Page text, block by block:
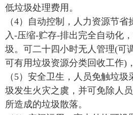
低垃圾处理费用。
（4）自动控制，人力资源节
入-压缩-贮存-排出完全自动化
圾。可二十四小时无人管理(可
可有用垃圾资源分类回收工作)
（5）安全卫生，人员免触垃
圾发生火灾之虞，并可免除人
所造成的垃圾散落。